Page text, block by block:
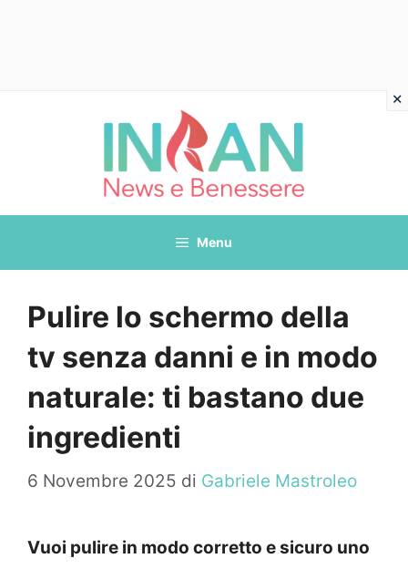
Menu
Pulire lo schermo della
tv senza danni e in modo
naturale: ti bastano due
ingredienti
6 Novembre 2025 di Gabriele Mastroleo
Vuoi pulire in modo corretto e sicuro uno